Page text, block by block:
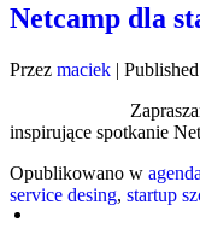
Netcamp dla
Przez maciek |
inspirujące spotkanie
Opublikowano w agenda
service desing, startup